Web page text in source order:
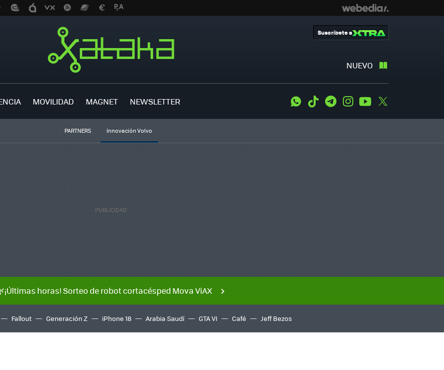
NUEVO
Suscríbete a
MOVILIDAD MAGNET NEWSLETTER WhatsApp
Tiktok TelegramInstagramYoutube
PARTNERS Innovación Volvo
horas! Sorteo de robot cortacésped Mova ViAX
Fallout Generación Z iPhone 18 Arabia Saudí GTA VI Café Jeff Bezos